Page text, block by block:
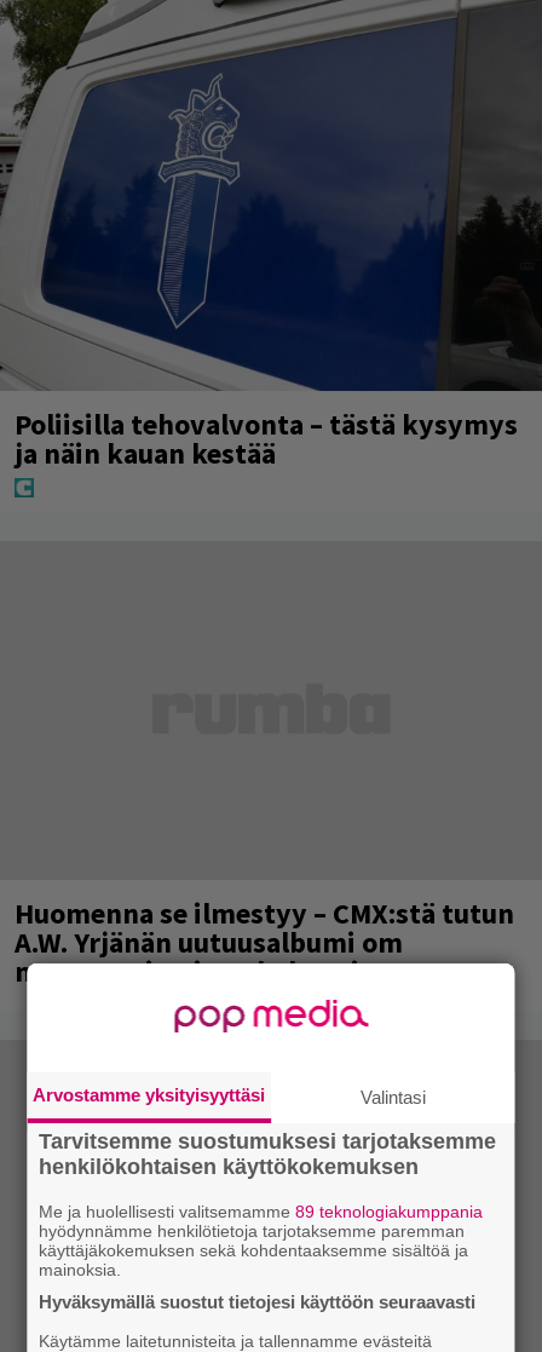
Poliisilla tehovalvonta – tästä kysymys
ja näin kauan kestää
Huomenna se ilmestyy – CMX:stä tutun
A.W. Yrjänän uutuusalbumi om
mammuttimainen kokonaisuus
Arvostamme yksityisyyttäsi Valintasi
Tarvitsemme suostumuksesi tarjotaksemme
henkilökohtaisen käyttökokemuksen
Me ja huolellisesti valitsemamme89 teknologiakumppania
hyödynnämme henkilötietoja tarjotaksemme paremman
käyttäjäkokemuksen sekä kohdentaaksemme sisältöä ja
mainoksia.
Hyväksymällä suostut tietojesi käyttöön seuraavasti
Käytämme laitetunnisteita ja tallennamme evästeitä